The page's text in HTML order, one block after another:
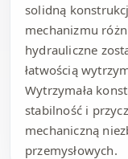
solidną
mechanizmu
hydrauliczne
łatwością
Wytrzymała
stabilność i
mechaniczną
przemysłowych.